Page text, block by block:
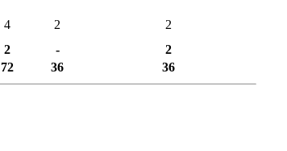
4 2
2
2 -
2
72 36 36